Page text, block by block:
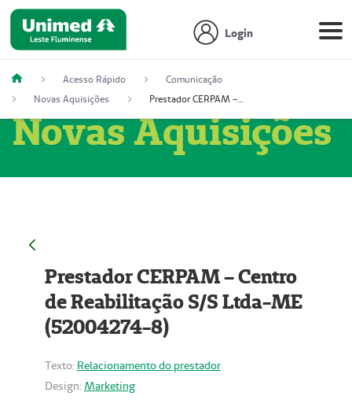
Login
Acesso Rápido
Comunicação
Novas Aquisições
Prestador CERPAM – Centro de Reabilitação S/S Ltda-ME (52004274-8)
Novas Aquisições
Prestador CERPAM – Centro
de Reabilitação S/S Ltda-ME
(52004274-8)
Texto: Relacionamento do prestador
Design: Marketing